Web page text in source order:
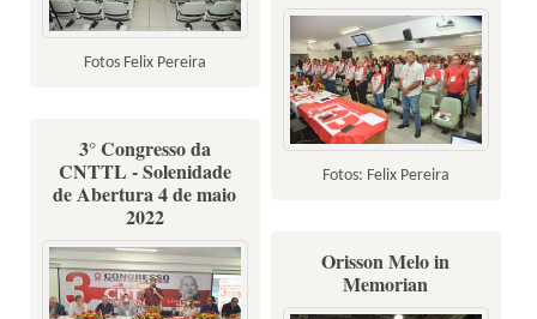
Fotos Felix Pereira
Fotos: Felix Pereira
3° Congresso da
CNTTL - Solenidade
de Abertura 4 de maio
2022
Orisson Melo in
Memorian